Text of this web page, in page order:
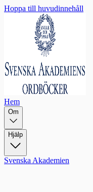
Hoppa till huvudinnehåll
Hem
Om
Hjälp
Svenska Akademien